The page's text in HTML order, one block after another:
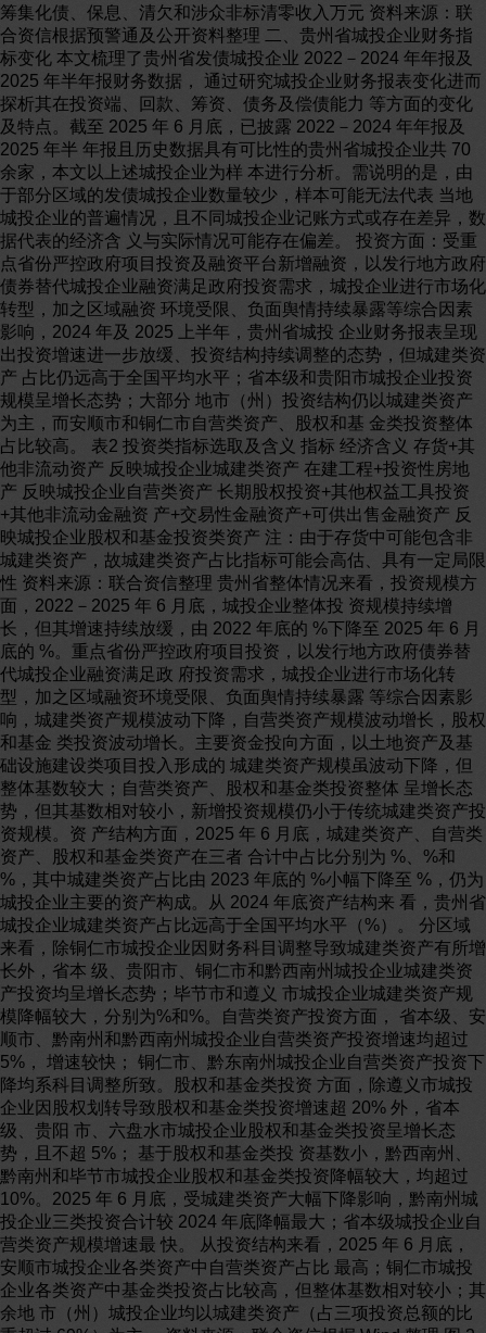
筹集化债、保息、清欠和涉众非标清零收入万元 资料来源：联
合资信根据预警通及公开资料整理 二、贵州省城投企业财务指
标变化 本文梳理了贵州省发债城投企业 2022－2024 年年报及
2025 年半年报财务数据， 通过研究城投企业财务报表变化进而
探析其在投资端、回款、筹资、债务及偿债能力 等方面的变化
及特点。截至 2025 年 6 月底，已披露 2022－2024 年年报及
2025 年半 年报且历史数据具有可比性的贵州省城投企业共 70
余家，本文以上述城投企业为样 本进行分析。需说明的是，由
于部分区域的发债城投企业数量较少，样本可能无法代表 当地
城投企业的普遍情况，且不同城投企业记账方式或存在差异，数
据代表的经济含 义与实际情况可能存在偏差。 投资方面：受重
点省份严控政府项目投资及融资平台新增融资，以发行地方政府
债券替代城投企业融资满足政府投资需求，城投企业进行市场化
转型，加之区域融资 环境受限、负面舆情持续暴露等综合因素
影响，2024 年及 2025 上半年，贵州省城投 企业财务报表呈现
出投资增速进一步放缓、投资结构持续调整的态势，但城建类资
产 占比仍远高于全国平均水平；省本级和贵阳市城投企业投资
规模呈增长态势；大部分 地市（州）投资结构仍以城建类资产
为主，而安顺市和铜仁市自营类资产、股权和基 金类投资整体
占比较高。 表2 投资类指标选取及含义 指标 经济含义 存货+其
他非流动资产 反映城投企业城建类资产 在建工程+投资性房地
产 反映城投企业自营类资产 长期股权投资+其他权益工具投资
+其他非流动金融资 产+交易性金融资产+可供出售金融资产 反
映城投企业股权和基金投资类资产 注：由于存货中可能包含非
城建类资产，故城建类资产占比指标可能会高估、具有一定局限
性 资料来源：联合资信整理 贵州省整体情况来看，投资规模方
面，2022－2025 年 6 月底，城投企业整体投 资规模持续增
长，但其增速持续放缓，由 2022 年底的 %下降至 2025 年 6 月
底的 %。重点省份严控政府项目投资，以发行地方政府债券替
代城投企业融资满足政 府投资需求，城投企业进行市场化转
型，加之区域融资环境受限、负面舆情持续暴露 等综合因素影
响，城建类资产规模波动下降，自营类资产规模波动增长，股权
和基金 类投资波动增长。主要资金投向方面，以土地资产及基
础设施建设类项目投入形成的 城建类资产规模虽波动下降，但
整体基数较大；自营类资产、股权和基金类投资整体 呈增长态
势，但其基数相对较小，新增投资规模仍小于传统城建类资产投
资规模。资 产结构方面，2025 年 6 月底，城建类资产、自营类
资产、股权和基金类资产在三者 合计中占比分别为 %、%和
%，其中城建类资产占比由 2023 年底的 %小幅下降至 %，仍为
城投企业主要的资产构成。从 2024 年底资产结构来 看，贵州省
城投企业城建类资产占比远高于全国平均水平（%）。 分区域
来看，除铜仁市城投企业因财务科目调整导致城建类资产有所增
长外，省本 级、贵阳市、铜仁市和黔西南州城投企业城建类资
产投资均呈增长态势；毕节市和遵义 市城投企业城建类资产规
模降幅较大，分别为%和%。自营类资产投资方面， 省本级、安
顺市、黔南州和黔西南州城投企业自营类资产投资增速均超过
5%， 增速较快； 铜仁市、黔东南州城投企业自营类资产投资下
降均系科目调整所致。股权和基金类投资 方面，除遵义市城投
企业因股权划转导致股权和基金类投资增速超 20% 外，省本
级、贵阳 市、六盘水市城投企业股权和基金类投资呈增长态
势，且不超 5%； 基于股权和基金类投 资基数小，黔西南州、
黔南州和毕节市城投企业股权和基金类投资降幅较大，均超过
10%。2025 年 6 月底，受城建类资产大幅下降影响，黔南州城
投企业三类投资合计较 2024 年底降幅最大；省本级城投企业自
营类资产规模增速最 快。 从投资结构来看，2025 年 6 月底，
安顺市城投企业各类资产中自营类资产占比 最高；铜仁市城投
企业各类资产中基金类投资占比较高，但整体基数相对较小；其
余地 市（州）城投企业均以城建类资产（占三项投资总额的比